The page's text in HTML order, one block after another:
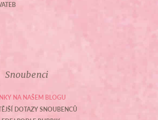
Snoubenci
NA NAŠEM BLOGU
DOTAZY SNOUBENCŮ